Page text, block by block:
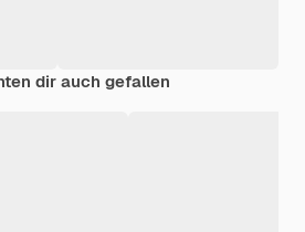
dir auch gefallen